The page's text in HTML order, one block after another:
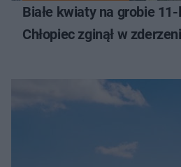
Białe kwiaty na grobie
Chłopiec zginął w